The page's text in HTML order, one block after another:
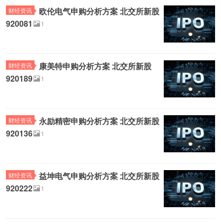
财经资讯
欧伦电气申购分析方案 北交所新股
920081
1
财经资讯
康美特申购分析方案 北交所新股
920189
1
财经资讯
永励精密申购分析方案 北交所新股
920136
1
财经资讯
益坤电气申购分析方案 北交所新股
920222
1